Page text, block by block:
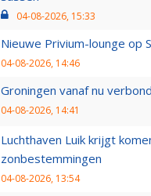
04-08-2026, 15:33
Nieuwe Privium-lounge op
04-08-2026, 14:46
Groningen vanaf nu
04-08-2026, 14:41
Luchthaven Luik krijgt
zonbestemmingen
04-08-2026, 13:54